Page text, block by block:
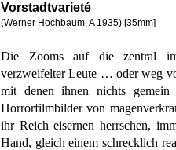
Vorstadtvarieté
(Werner Hochbaum, A 1935) [35mm]
Die Zooms auf die zentral
verzweifelter Leute … oder weg
mit denen ihnen nichts
Horrorfilmbilder von
ihr Reich eisernen herrschen,
Hand, gleich einem schrecklich